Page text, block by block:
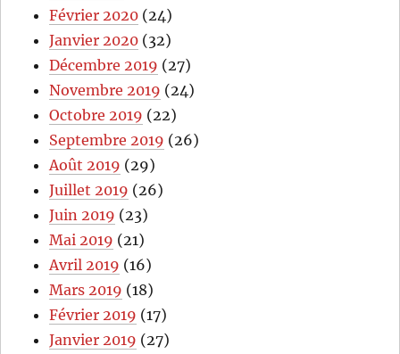
Février 2020 (24)
Janvier 2020 (32)
Décembre 2019 (27)
Novembre 2019 (24)
Octobre 2019 (22)
Septembre 2019 (26)
Août 2019 (29)
Juillet 2019 (26)
Juin 2019 (23)
Mai 2019 (21)
Avril 2019 (16)
Mars 2019 (18)
Février 2019 (17)
Janvier 2019 (27)